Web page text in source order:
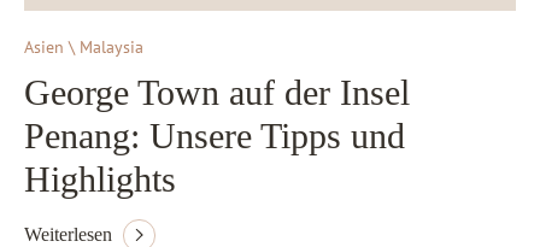
Asien \ Malaysia
George Town auf der Insel
Penang: Unsere Tipps und
Highlights
Weiterlesen